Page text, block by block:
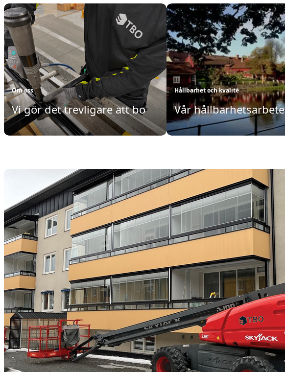
Om oss
Vi gör det trevligare att bo
Hållbarhet och kvalité
Vår hållbarhetsarbete